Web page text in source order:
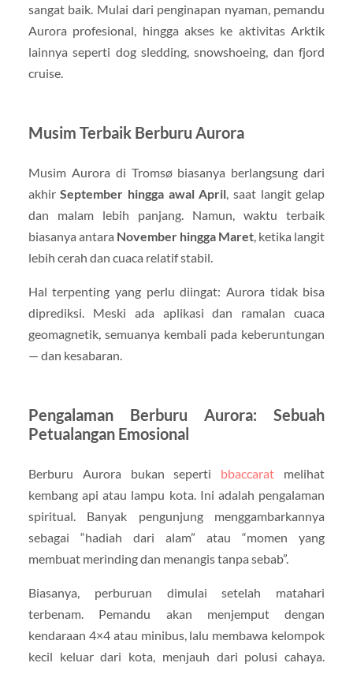
sangat baik. Mulai dari penginapan nyaman, pemandu
Aurora profesional, hingga akses ke aktivitas Arktik
lainnya seperti dog sledding, snowshoeing, dan fjord
cruise.
Musim Terbaik Berburu Aurora
Musim Aurora di Tromsø biasanya berlangsung dari
akhirSeptember hingga awal April, saat langit gelap
dan malam lebih panjang. Namun, waktu terbaik
biasanya antara November hingga Maret, ketika langit
lebih cerah dan cuaca relatif stabil.
Hal terpenting yang perlu diingat: Aurora tidak bisa
diprediksi. Meski ada aplikasi dan ramalan cuaca
geomagnetik, semuanya kembali pada keberuntungan
— dan kesabaran.
Pengalaman Berburu Aurora: Sebuah
Petualangan Emosional
Berburu Aurora bukan seperti bbaccarat melihat
kembang api atau lampu kota. Ini adalah pengalaman
spiritual. Banyak pengunjung menggambarkannya
sebagai “hadiah dari alam” atau “momen yang
membuat merinding dan menangis tanpa sebab”.
Biasanya, perburuan dimulai setelah matahari
terbenam. Pemandu akan menjemput dengan
kendaraan 4×4 atau minibus, lalu membawa kelompok
kecil keluar dari kota, menjauh dari polusi cahaya.